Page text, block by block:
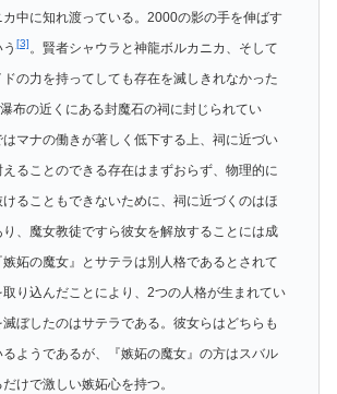
中に知れ渡っている。2000の影の手を伸ばす
う[3]。賢者シャウラと神龍ボルカニカ、そして
の力を持ってしても存在を滅しきれなかった
布の近くにある封魔石の祠に封じられてい
マナの働きが著しく低下する上、祠に近づい
ることのできる存在はまずおらず、物理的に
ることもできないために、祠に近づくのはほ
り、魔女教徒ですら彼女を解放することには成
妬の魔女』とサテラは別人格であるとされて
り込んだことにより、2つの人格が生まれてい
ぼしたのはサテラである。彼女らはどちらも
ようであるが、『嫉妬の魔女』の方はスバル
けで激しい嫉妬心を持つ。